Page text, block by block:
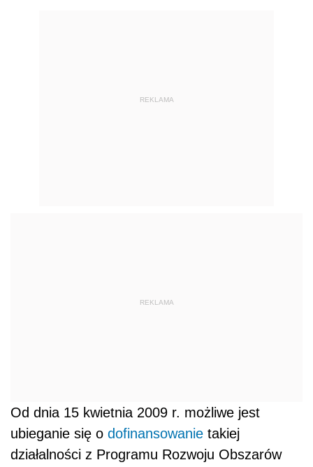
REKLAMA
REKLAMA
Od dnia 15 kwietnia 2009 r. możliwe jest
ubieganie się o dofinansowanie takiej
działalności z Programu Rozwoju Obszarów